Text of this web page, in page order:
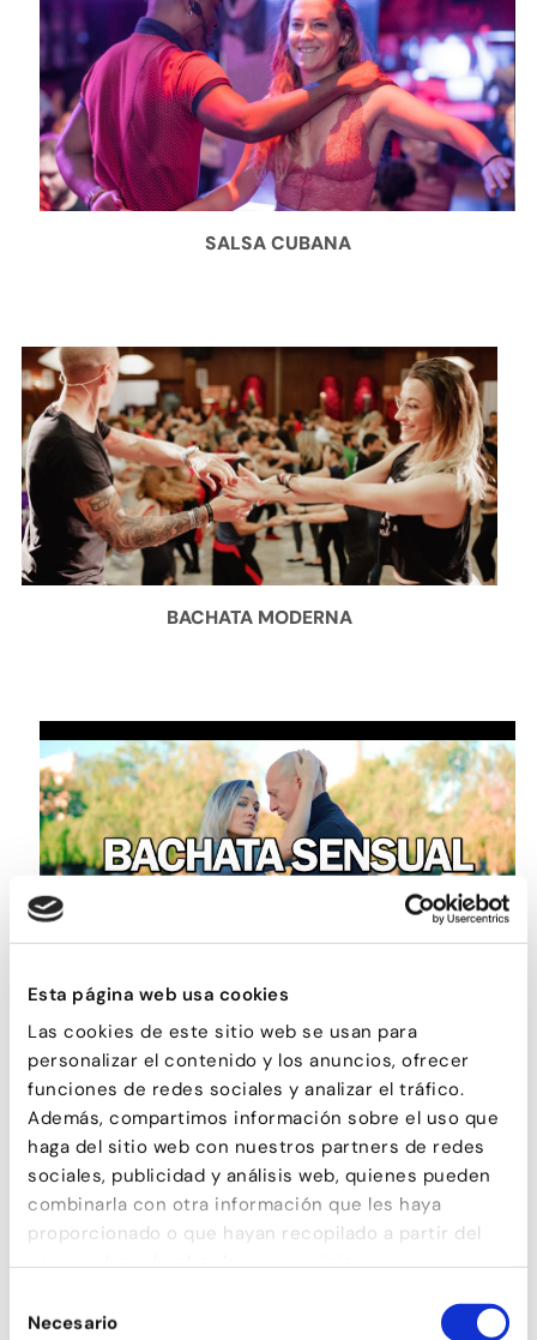
Esta página web usa cookies
Las cookies de este sitio web se usan para
personalizar el contenido y los anuncios, ofrecer
funciones de redes sociales y analizar el tráfico.
Además, compartimos información sobre el uso que
haga del sitio web con nuestros partners de redes
sociales, publicidad y análisis web, quienes pueden
combinarla con otra información que les haya
proporcionado o que hayan recopilado a partir del
uso que haya hecho de sus servicios.
deNecesario
SALSA CUBANA
BACHATA MODERNA
BACHATA SENSUAL